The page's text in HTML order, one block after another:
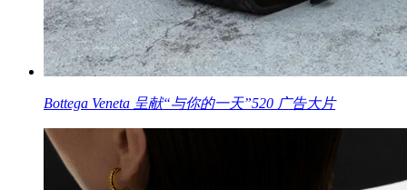
Bottega Veneta 呈献“与你的一天”520 广告大片